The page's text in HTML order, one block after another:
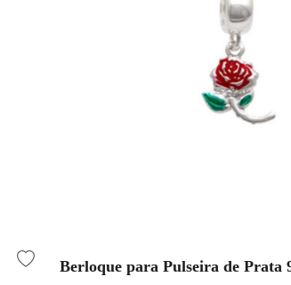
Berloque para Pulseira de Prata